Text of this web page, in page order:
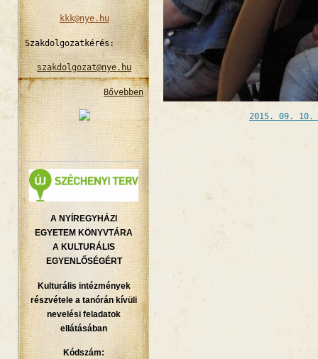
kkk@nye.hu
Szakdolgozatkérés:
szakdolgozat@nye.hu
Bővebben
A NYÍREGYHÁZI
EGYETEM KÖNYVTÁRA
A KULTURÁLIS
EGYENLŐSÉGÉRT
Kulturális intézmények
részvétele a tanórán kívüli
nevelési feladatok
ellátásában
Kódszám:
2015. 09. 10.